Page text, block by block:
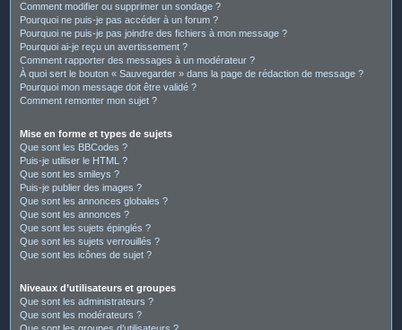
Comment modifier ou supprimer un sondage ?
Pourquoi ne puis-je pas accéder à un forum ?
Pourquoi ne puis-je pas joindre des fichiers à mon message ?
Pourquoi ai-je reçu un avertissement ?
Comment rapporter des messages à un modérateur ?
À quoi sert le bouton « Sauvegarder » dans la page de rédaction de message ?
Pourquoi mon message doit être validé ?
Comment remonter mon sujet ?
Mise en forme et types de sujets
Que sont les BBCodes ?
Puis-je utiliser le HTML ?
Que sont les smileys ?
Puis-je publier des images ?
Que sont les annonces globales ?
Que sont les annonces ?
Que sont les sujets épinglés ?
Que sont les sujets verrouillés ?
Que sont les icônes de sujet ?
Niveaux d’utilisateurs et groupes
Que sont les administrateurs ?
Que sont les modérateurs ?